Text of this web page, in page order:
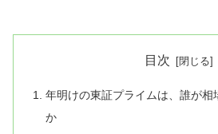
目次
年明けの東証プライムは、誰が相
か